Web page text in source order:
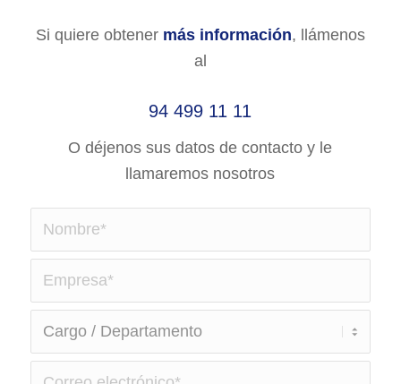
Si quiere obtener más información, llámenos
al
94 499 11 11
O déjenos sus datos de contacto y le
llamaremos nosotros